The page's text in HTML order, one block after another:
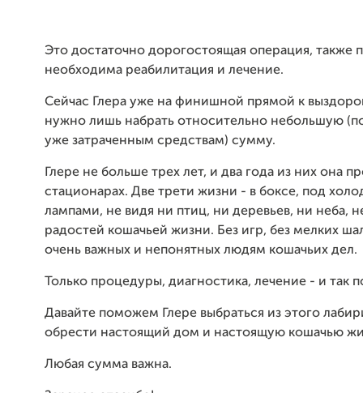
Это достаточно дорогостоящая операция, также
необходима реабилитация и лечение.
Сейчас Глера уже на финишной прямой к
нужно лишь набрать относительно небольшую
уже затраченным средствам) сумму.
Глере не больше трех лет, и два года из них она
стационарах. Две трети жизни - в боксе, под
лампами, не видя ни птиц, ни деревьев, ни неба,
радостей кошачьей жизни. Без игр, без мелких
очень важных и непонятных людям кошачьих дел.
Только процедуры, диагностика, лечение - и так
Давайте поможем Глере выбраться из этого
обрести настоящий дом и настоящую кошачью
Любая сумма важна.